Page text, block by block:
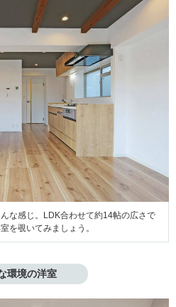
な感じ。LDK合わせて約14帖の広さで
を覗いてみましょう。
環境の洋室